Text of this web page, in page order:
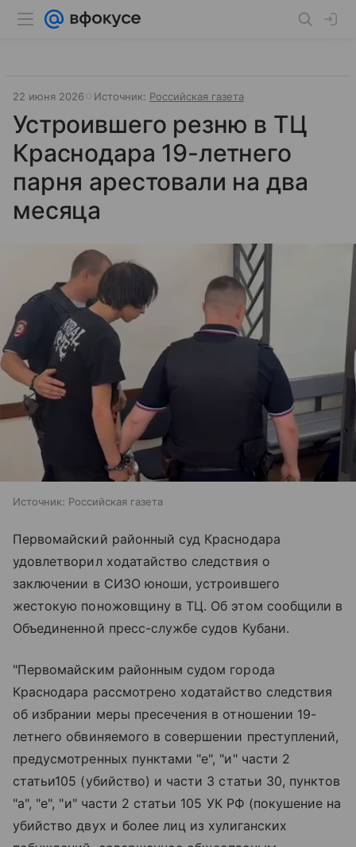
22 июня 2026 Источник: Российская газета
Устроившего резню в ТЦ
Краснодара 19-летнего
парня арестовали на два
месяца
Источник: Российская газета
Первомайский районный суд Краснодара
удовлетворил ходатайство следствия о
заключении в СИЗО юноши, устроившего
жестокую поножовщину в ТЦ. Об этом сообщили в
Объединенной пресс-службе судов Кубани.
"Первомайским районным судом города
Краснодара рассмотрено ходатайство следствия
об избрании меры пресечения в отношении 19-
летнего обвиняемого в совершении преступлений,
предусмотренных пунктами "е", "и" части 2
статьи105 (убийство) и части 3 статьи 30, пунктов
"а", "е", "и" части 2 статьи 105 УК РФ (покушение на
убийство двух и более лиц из хулиганских